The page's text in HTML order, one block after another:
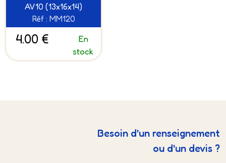
AV10 (13x16x14)
Réf : MM120
4.00 €
En
stock
Besoin d'un renseignement
ou d'un devis ?